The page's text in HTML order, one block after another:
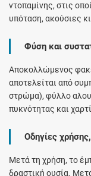
ντοπαμίνης, στις
υπόταση, ακούσιες
Φύση και
Αποκολλώμενος
αποτελείται από
στρώμα), φύλλο
πυκνότητας και
Οδηγίες
Μετά τη χρήση, το
δραστική ουσία.